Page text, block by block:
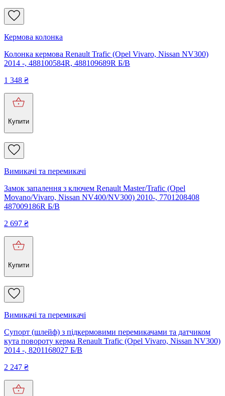
Кермова колонка
Колонка кермова Renault Trafic (Opel Vivaro, Nissan NV300)
2014 -, 488100584R, 488109689R Б/В
1 348 ₴
Купити
Вимикачі та перемикачі
Замок запалення з ключем Renault Master/Trafic (Opel
Movano/Vivaro, Nissan NV400/NV300) 2010-, 7701208408
487009186R Б/В
2 697 ₴
Купити
Вимикачі та перемикачі
Супорт (шлейф) з підкермовими перемикачами та датчиком
кута повороту керма Renault Trafic (Opel Vivaro, Nissan NV300)
2014 -, 8201168027 Б/В
2 247 ₴